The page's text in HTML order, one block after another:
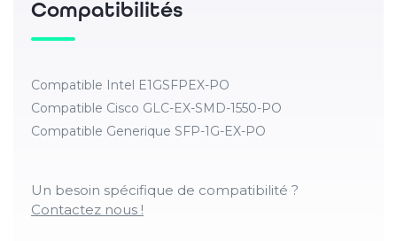
Compatibilités
Compatible Intel E1GSFPEX-PO
Compatible Cisco GLC-EX-SMD-1550-PO
Compatible Generique SFP-1G-EX-PO
Un besoin spécifique de compatibilité ?
Contactez nous !